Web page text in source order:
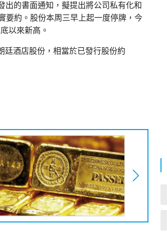
出的書面通知，擬提出將公司私有化和
要約。股份本周三早上起一度停牌，今
以來新高。
廷酒店股份，相當於已發行股份約